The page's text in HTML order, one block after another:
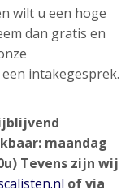
wilt u een hoge
dan gratis en
intakegesprek.
maandag
Tevens zijn wij
of via